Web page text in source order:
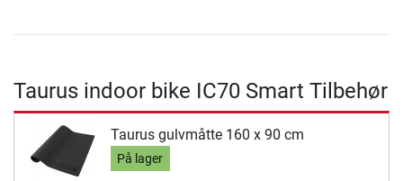
Taurus indoor bike IC70 Smart Tilbehør
Taurus gulvmåtte 160 x 90 cm
På lager